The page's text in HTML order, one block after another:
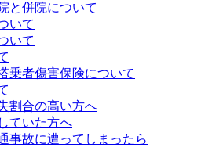
と併院について
いて
いて
乗者傷害保険について
割合の高い方へ
ていた方へ
事故に遭ってしまったら